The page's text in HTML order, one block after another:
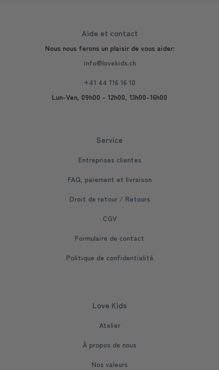
Aide et contact
Nous nous ferons un plaisir de vous aider:
info@lovekids.ch
+41 44 716 16 10
Lun-Ven, 09h00 - 12h00, 13h00-16h00
Service
Entreprises clientes
FAQ, paiement et livraison
Droit de retour / Retours
CGV
Formulaire de contact
Politique de confidentialité
Love Kids
Atelier
À propos de nous
Nos valeurs